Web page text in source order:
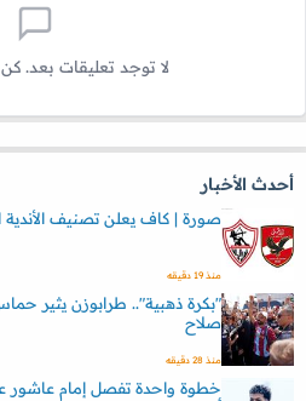
لا توجد تعليقات بعد.
أحدث الأخبار
صورة | كاف يعلن تصنيف الأندية
منذ 19 دقيقه
"بكرة ذهبية".. طرابوزن يثير
صلاح
منذ 28 دقيقه
خطوة واحدة تفصل إمام عاشور